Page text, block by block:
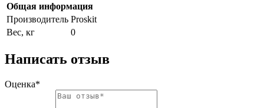
Общая информация
Производитель Proskit
Вес, кг
0
Написать отзыв
Оценка*